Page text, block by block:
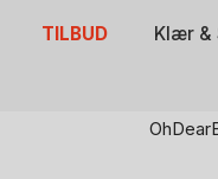
TILBUD Klær &